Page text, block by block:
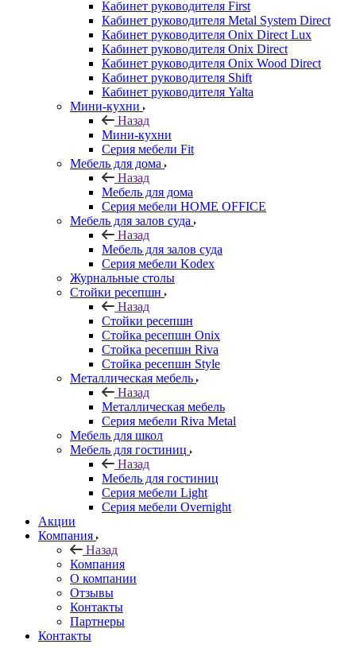
Кабинет руководителя First
Кабинет руководителя Metal System Direct
Кабинет руководителя Onix Direct Lux
Кабинет руководителя Onix Direct
Кабинет руководителя Onix Wood Direct
Кабинет руководителя Shift
Кабинет руководителя Yalta
Мини-кухни
Назад
Мини-кухни
Серия мебели Fit
Мебель для дома
Назад
Мебель для дома
Серия мебели HOME OFFICE
Мебель для залов суда
Назад
Мебель для залов суда
Серия мебели Kodex
Журнальные столы
Стойки ресепшн
Назад
Стойки ресепшн
Стойка ресепшн Onix
Стойка ресепшн Riva
Стойка ресепшн Style
Металлическая мебель
Назад
Металлическая мебель
Серия мебели Riva Metal
Мебель для школ
Мебель для гостиниц
Назад
Мебель для гостиниц
Серия мебели Light
Серия мебели Overnight
Акции
Компания
Назад
Компания
О компании
Отзывы
Контакты
Партнеры
Контакты